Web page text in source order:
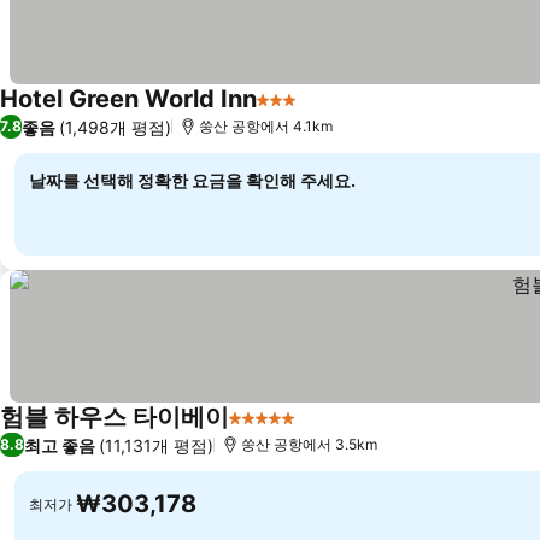
Hotel Green World Inn3 성급
7.8좋음 (1,498개 평점) 쑹산 공항에서 4.1km
날짜를 선택해 정확한 요금을 확인해 주세요.
험블 하우스 타이베이5 성급
8.8최고 좋음 (11,131개 평점) 쑹산 공항에서 3.5km
최저가 ₩303,178